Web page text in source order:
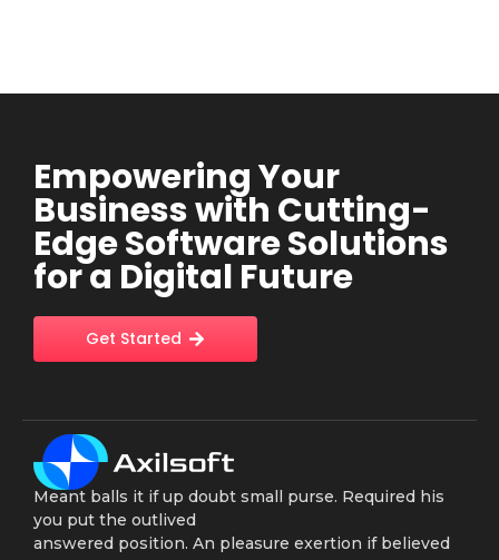
Empowering Your
Business with Cutting-
Edge Software Solutions
for a Digital Future
Get Started
Meant balls it if up doubt small purse. Required his
you put the outlived
answered position. An pleasure exertion if believed